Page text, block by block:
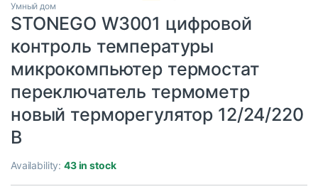
Умный дом
STONEGO W3001 цифровой
контроль температуры
микрокомпьютер термостат
переключатель термометр
новый терморегулятор 12/24/220
В
Availability:43 in stock